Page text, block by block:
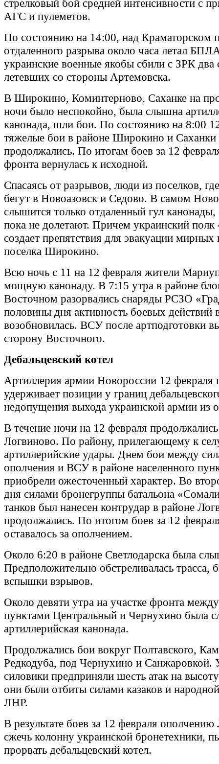
стрелковый бой средней интенсивности с
АГС и пулеметов.
По состоянию на 14:00, над Краматорском
отдаленного разрыва около часа летал
украинские военные якобы сбили с ЗРК
летевших со стороны Артемовска.
В Широкино, Коминтерново, Саханке на
ночи было неспокойно, была слышна
канонада, шли бои. По состоянию на 8:00
тяжелые бои в районе Широкино и Саханки
продолжались. По итогам боев за 12
фронта вернулась к исходной.
Спасаясь от разрывов, люди из поселков,
бегут в Новоазовск и Седово. В самом
слышится только отдаленный гул
пока не долетают. Причем украинский полк
создает препятствия для эвакуации мирных
поселка Широкино.
Всю ночь с 11 на 12 февраля жители
мощную канонаду. В 7:15 утра в районе
Восточном разорвались снаряды РСЗО
половины дня активность боевых действий
возобновилась. ВСУ после артподготовки
сторону Восточного.
Дебальцевский котел
Артиллерия армии Новороссии 12 февраля
удерживает позиции у границ
недопущения выхода украинской армии из
В течение ночи на 12 февраля
Логвиново. По району, прилегающему к
артиллерийские удары. Днем бои между
ополчения и ВСУ в районе населенного
приобрели ожесточенный характер. Во
дня силами бронегруппы батальона
танков был нанесен контрудар в районе
продолжались. По итогом боев за 12
оставалось за ополчением.
Около 6:20 в районе Светлодарска была
Предположительно обстреливалась трасса,
вспышки взрывов.
Около девяти утра на участке фронта
пунктами Центральный и Чернухино была
артиллерийская канонада.
Продолжались бои вокруг Полтавского,
Редкодуба, под Чернухино и Санжаровкой.
силовики предприняли шесть атак на
они были отбиты силами казаков и
ЛНР.
В результате боев за 12 февраля
сжечь колонну украинской бронетехники,
прорвать дебальцевский котел.